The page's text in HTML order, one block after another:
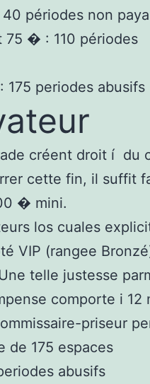
périodes non
75 � : 110 périodes
periodes abusifs
créent droit í du
cette fin, il suffit
� mini.
los cuales
VIP (rangee
telle justesse
comporte i 12
priseur
de 175 espaces
abusifs